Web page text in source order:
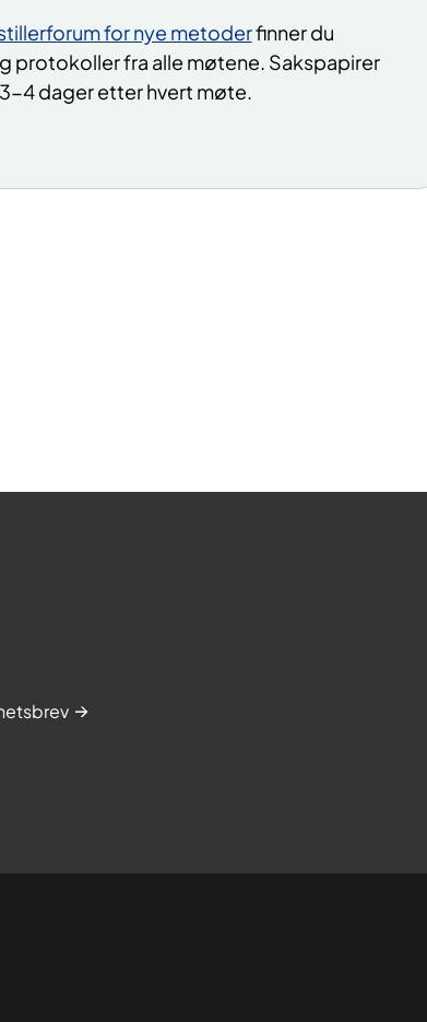
for nye metoderfinner du
protokoller fra alle møtene. Sakspapirer
4 dager etter hvert møte.